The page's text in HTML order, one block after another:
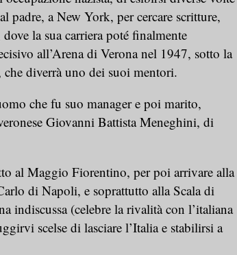
padre, a New York, per cercare scritture,
la sua carriera poté finalmente
all’Arena di Verona nel 1947, sotto la
diverrà uno dei suoi mentori.
che fu suo manager e poi marito,
Giovanni Battista Meneghini, di
al Maggio Fiorentino, per poi arrivare alla
di Napoli, e soprattutto alla Scala di
indiscussa (celebre la rivalità con l’italiana
scelse di lasciare l’Italia e stabilirsi a